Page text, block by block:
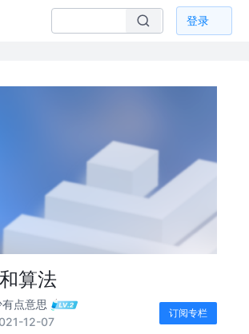
登录
算法
点意思
12-07
订阅专栏